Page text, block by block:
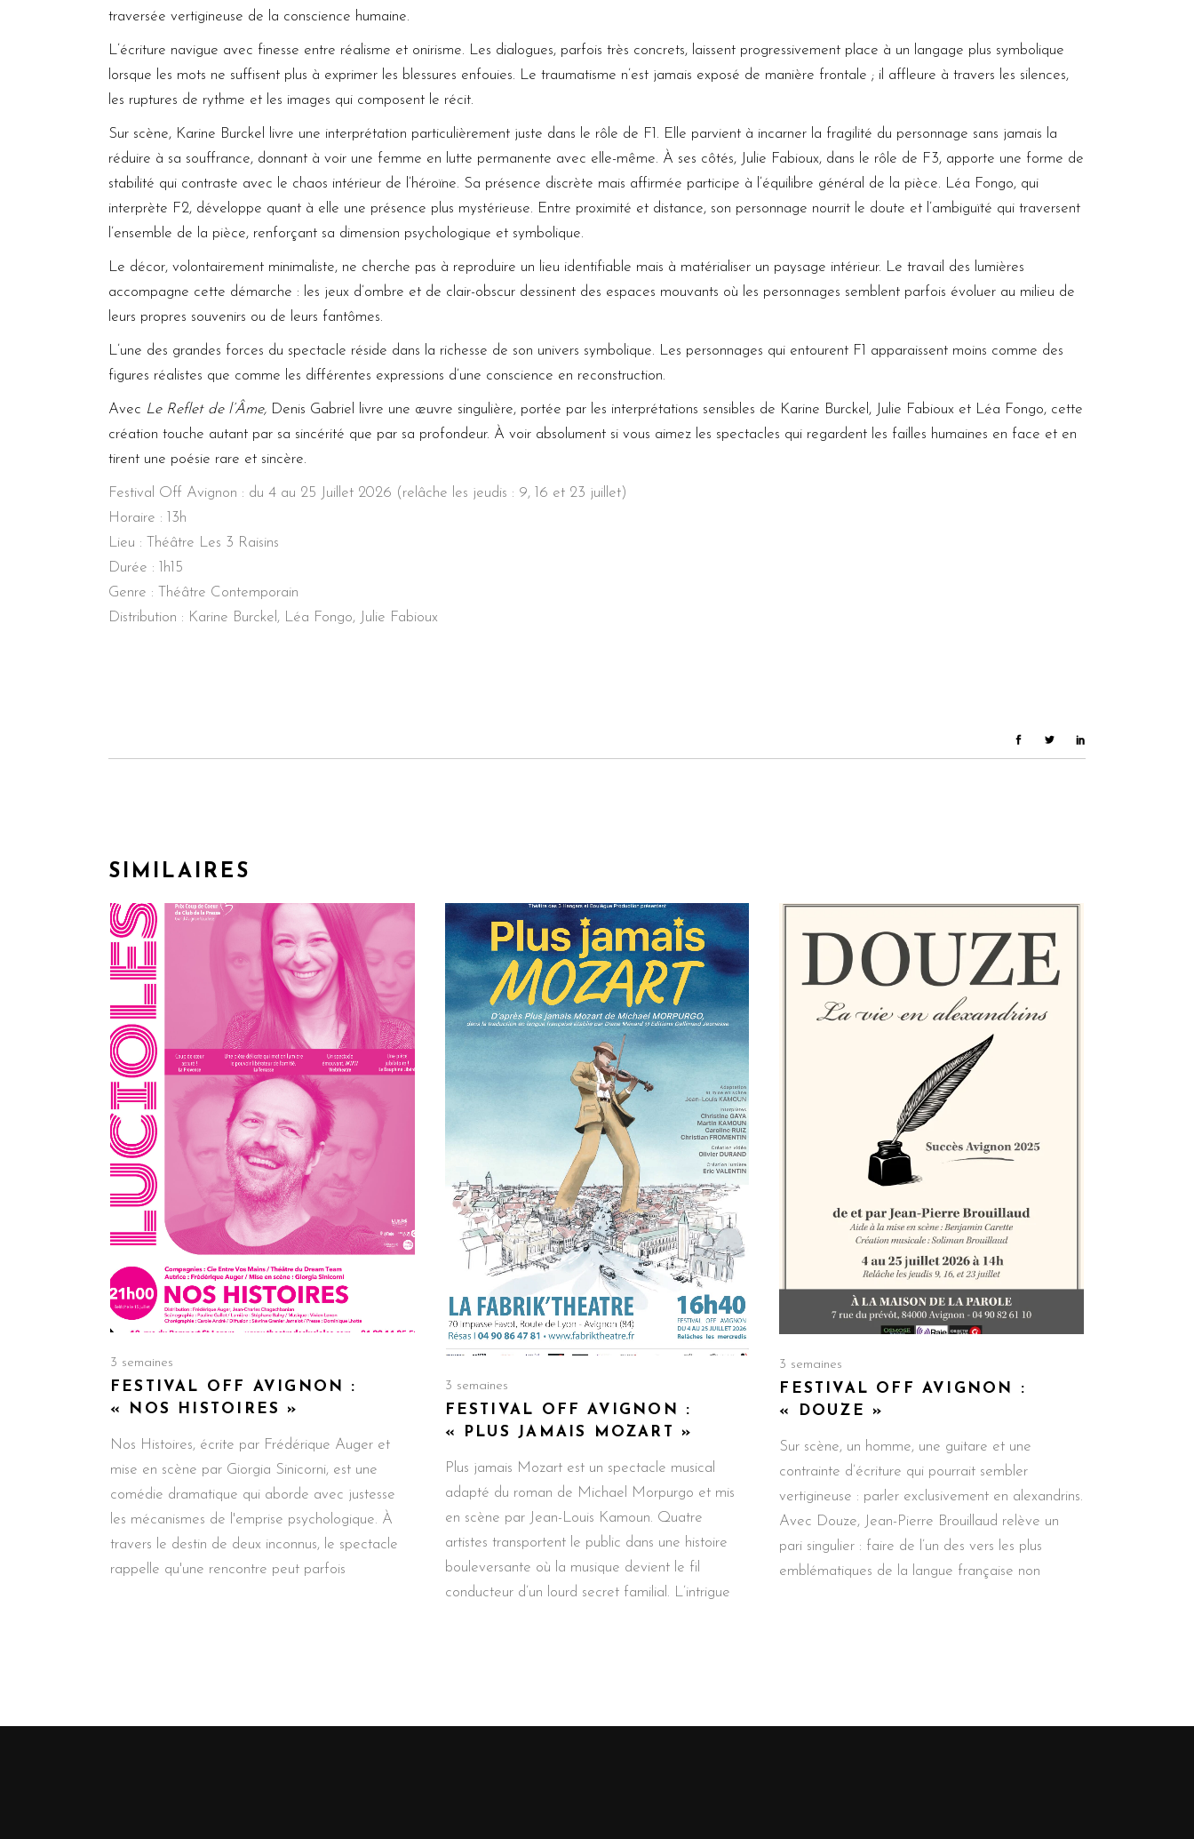
traversée vertigineuse de la conscience humaine.
L’écriture navigue avec finesse entre réalisme et onirisme. Les dialogues, parfois très concrets, laissent progressivement place à un langage plus symbolique
lorsque les mots ne suffisent plus à exprimer les blessures enfouies. Le traumatisme n’est jamais exposé de manière frontale ; il affleure à travers les silences,
les ruptures de rythme et les images qui composent le récit.
Sur scène, Karine Burckel livre une interprétation particulièrement juste dans le rôle de F1. Elle parvient à incarner la fragilité du personnage sans jamais la
réduire à sa souffrance, donnant à voir une femme en lutte permanente avec elle-même. À ses côtés, Julie Fabioux, dans le rôle de F3, apporte une forme de
stabilité qui contraste avec le chaos intérieur de l’héroïne. Sa présence discrète mais affirmée participe à l’équilibre général de la pièce. Léa Fongo, qui
interprète F2, développe quant à elle une présence plus mystérieuse. Entre proximité et distance, son personnage nourrit le doute et l’ambiguïté qui traversent
l’ensemble de la pièce, renforçant sa dimension psychologique et symbolique.
Le décor, volontairement minimaliste, ne cherche pas à reproduire un lieu identifiable mais à matérialiser un paysage intérieur. Le travail des lumières
accompagne cette démarche : les jeux d’ombre et de clair-obscur dessinent des espaces mouvants où les personnages semblent parfois évoluer au milieu de
leurs propres souvenirs ou de leurs fantômes.
L’une des grandes forces du spectacle réside dans la richesse de son univers symbolique. Les personnages qui entourent F1 apparaissent moins comme des
figures réalistes que comme les différentes expressions d’une conscience en reconstruction.
Avec Le Reflet de l’Âme, Denis Gabriel livre une œuvre singulière, portée par les interprétations sensibles de Karine Burckel, Julie Fabioux et Léa Fongo, cette
création touche autant par sa sincérité que par sa profondeur. À voir absolument si vous aimez les spectacles qui regardent les failles humaines en face et en
tirent une poésie rare et sincère.
Festival Off Avignon : du 4 au 25 Juillet 2026 (relâche les jeudis : 9, 16 et 23 juillet)
Horaire : 13h
Lieu : Théâtre Les 3 Raisins
Durée : 1h15
Genre : Théâtre Contemporain
Distribution : Karine Burckel, Léa Fongo, Julie Fabioux
SIMILAIRES
3 semaines
FESTIVAL OFF AVIGNON :
« NOS HISTOIRES »
Nos Histoires, écrite par Frédérique Auger et
mise en scène par Giorgia Sinicorni, est une
comédie dramatique qui aborde avec justesse
les mécanismes de l'emprise psychologique. À
travers le destin de deux inconnus, le spectacle
rappelle qu'une rencontre peut parfois
3 semaines
FESTIVAL OFF AVIGNON :
« PLUS JAMAIS MOZART »
Plus jamais Mozart est un spectacle musical
adapté du roman de Michael Morpurgo et mis
en scène par Jean-Louis Kamoun. Quatre
artistes transportent le public dans une histoire
bouleversante où la musique devient le fil
conducteur d’un lourd secret familial. L’intrigue
3 semaines
FESTIVAL OFF AVIGNON :
« DOUZE »
Sur scène, un homme, une guitare et une
contrainte d’écriture qui pourrait sembler
vertigineuse : parler exclusivement en alexandrins.
Avec Douze, Jean-Pierre Brouillaud relève un
pari singulier : faire de l’un des vers les plus
emblématiques de la langue française non